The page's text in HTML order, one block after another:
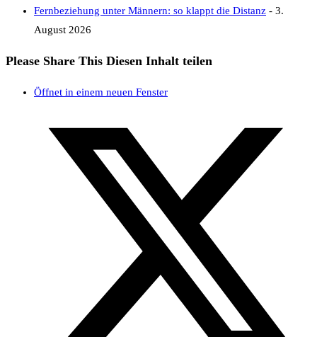
Fernbeziehung unter Männern: so klappt die Distanz - 3.
August 2026
Please Share This Diesen Inhalt teilen
Öffnet in einem neuen Fenster